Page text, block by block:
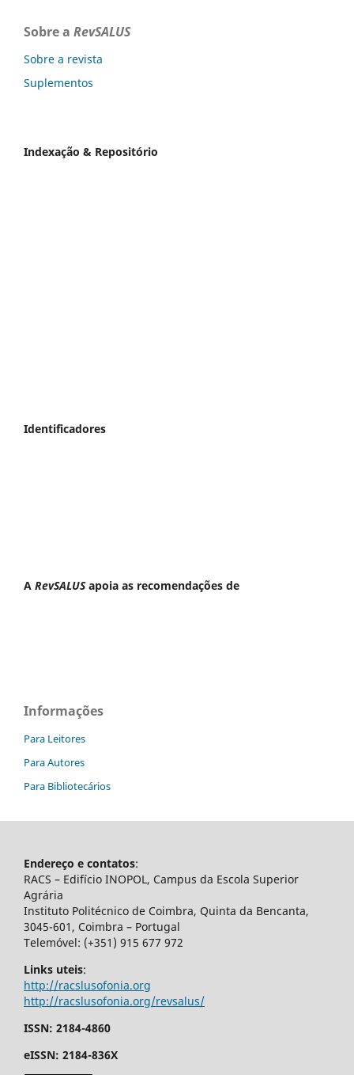
Sobre a RevSALUS
Sobre a revista
Suplementos
Indexação & Repositório
Identificadores
A RevSALUSapoia as recomendações de
Informações
Para Leitores
Para Autores
Para Bibliotecários
Endereço e contatos:
RACS – Edifício INOPOL, Campus da Escola Superior
Agrária
Instituto Politécnico de Coimbra, Quinta da Bencanta,
3045-601, Coimbra – Portugal
Telemóvel: (+351) 915 677 972
Links uteis:
http://racslusofonia.org
http://racslusofonia.org/revsalus/
ISSN: 2184-4860
eISSN: 2184-836X